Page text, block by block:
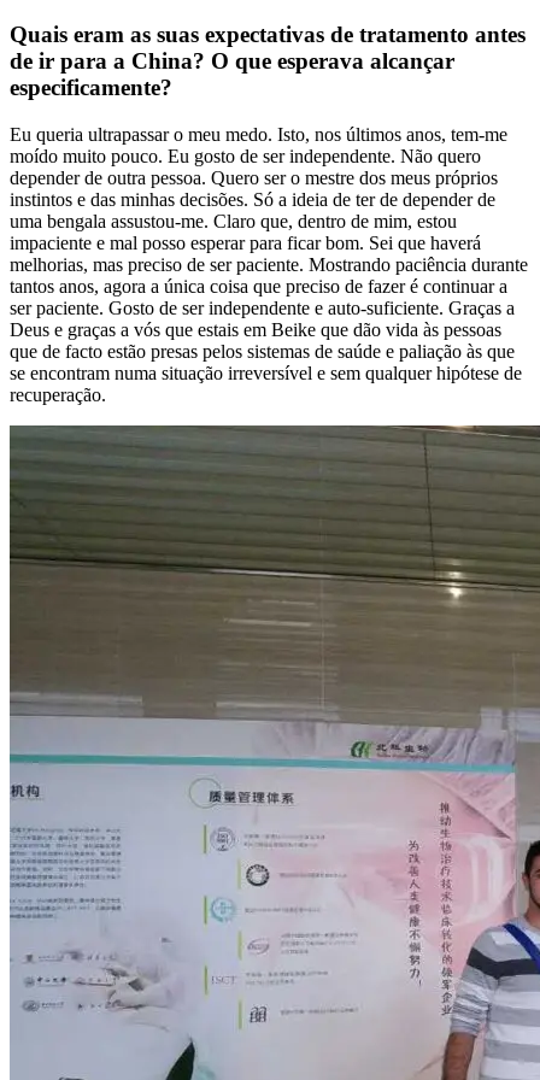
Quais eram as suas expectativas de tratamento antes
de ir para a China? O que esperava alcançar
especificamente?
Eu queria ultrapassar o meu medo. Isto, nos últimos anos, tem-me
moído muito pouco. Eu gosto de ser independente. Não quero
depender de outra pessoa. Quero ser o mestre dos meus próprios
instintos e das minhas decisões. Só a ideia de ter de depender de
uma bengala assustou-me. Claro que, dentro de mim, estou
impaciente e mal posso esperar para ficar bom. Sei que haverá
melhorias, mas preciso de ser paciente. Mostrando paciência durante
tantos anos, agora a única coisa que preciso de fazer é continuar a
ser paciente. Gosto de ser independente e auto-suficiente. Graças a
Deus e graças a vós que estais em Beike que dão vida às pessoas
que de facto estão presas pelos sistemas de saúde e paliação às que
se encontram numa situação irreversível e sem qualquer hipótese de
recuperação.